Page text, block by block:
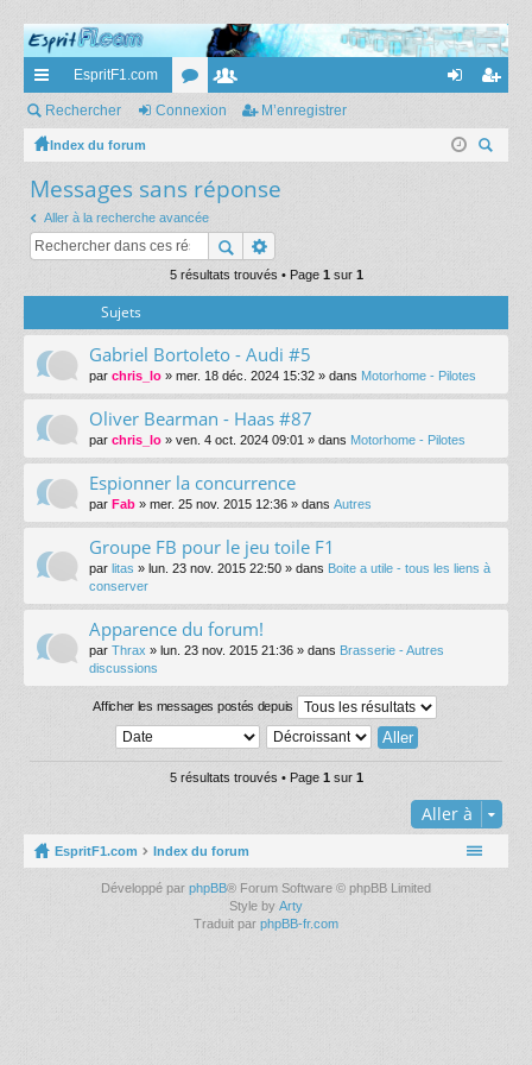
cc
ès
ra
pi
de
EspritF1.com
or
m
s
e
br
ne nr
Rechercher Connexion M’enregistrer
Index du forum
Messages sans réponse
Aller à la recherche avancée
5 résultats trouvés • Page 1 sur 1
Sujets
Gabriel Bortoleto - Audi #5
par chris_lo » mer. 18 déc. 2024 15:32 » dans Motorhome - Pilotes
Oliver Bearman - Haas #87
par chris_lo » ven. 4 oct. 2024 09:01 » dans Motorhome - Pilotes
Espionner la concurrence
par Fab » mer. 25 nov. 2015 12:36 » dans Autres
Groupe FB pour le jeu toile F1
par litas » lun. 23 nov. 2015 22:50 » dans Boite a utile - tous les liens à
conserver
Apparence du forum!
par Thrax » lun. 23 nov. 2015 21:36 » dans Brasserie - Autres
discussions
Afficher les messages postés depuis
5 résultats trouvés • Page 1 sur 1
Aller à
EspritF1.com Index du forum
Développé par phpBB® Forum Software © phpBB Limited
Style by Arty
Traduit par phpBB-fr.com